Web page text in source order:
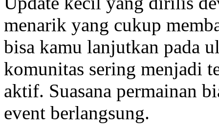
menarik yang cukup
bisa kamu lanjutkan pada
komunitas sering menjadi
aktif. Suasana permainan
event berlangsung.